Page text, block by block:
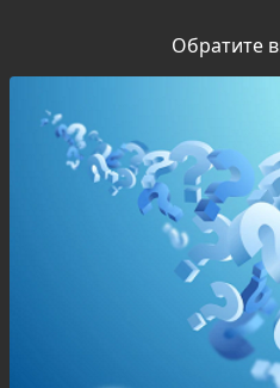
Обратите